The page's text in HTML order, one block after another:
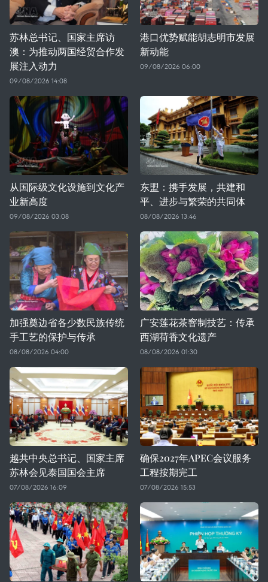
苏林总书记、国家主席访
澳：为推动两国经贸合作发
展注入动力
09/08/2026 14:08
港口优势赋能胡志明市发展
新动能
09/08/2026 06:00
从国际级文化设施到文化产
业新高度
09/08/2026 03:08
东盟：携手发展，共建和
平、进步与繁荣的共同体
08/08/2026 13:46
加强奠边省各少数民族传统
手工艺的保护与传承
08/08/2026 04:00
广安莲花茶窨制技艺：传承
西湖荷香文化遗产
08/08/2026 01:30
越共中央总书记、国家主席
苏林会见泰国国会主席
07/08/2026 16:09
确保2027年APEC会议服务
工程按期完工
07/08/2026 15:53